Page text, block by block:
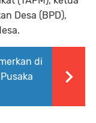
Desa (BPD),
di